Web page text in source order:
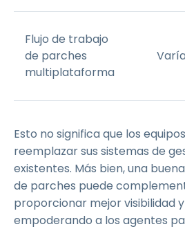
Flujo de trabajo
de parches
multiplataforma
Esto no significa que los
reemplazar sus sistemas de
existentes. Más bien, una
de parches puede
proporcionar mejor visibilidad
empoderando a los agentes